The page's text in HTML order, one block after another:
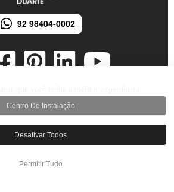
92 98404-0002
Duarte - Todos os direitos reservados.
por iMarketing Agência Digital
Centro De Instalação
Desativar Todos
Permitir Tudo